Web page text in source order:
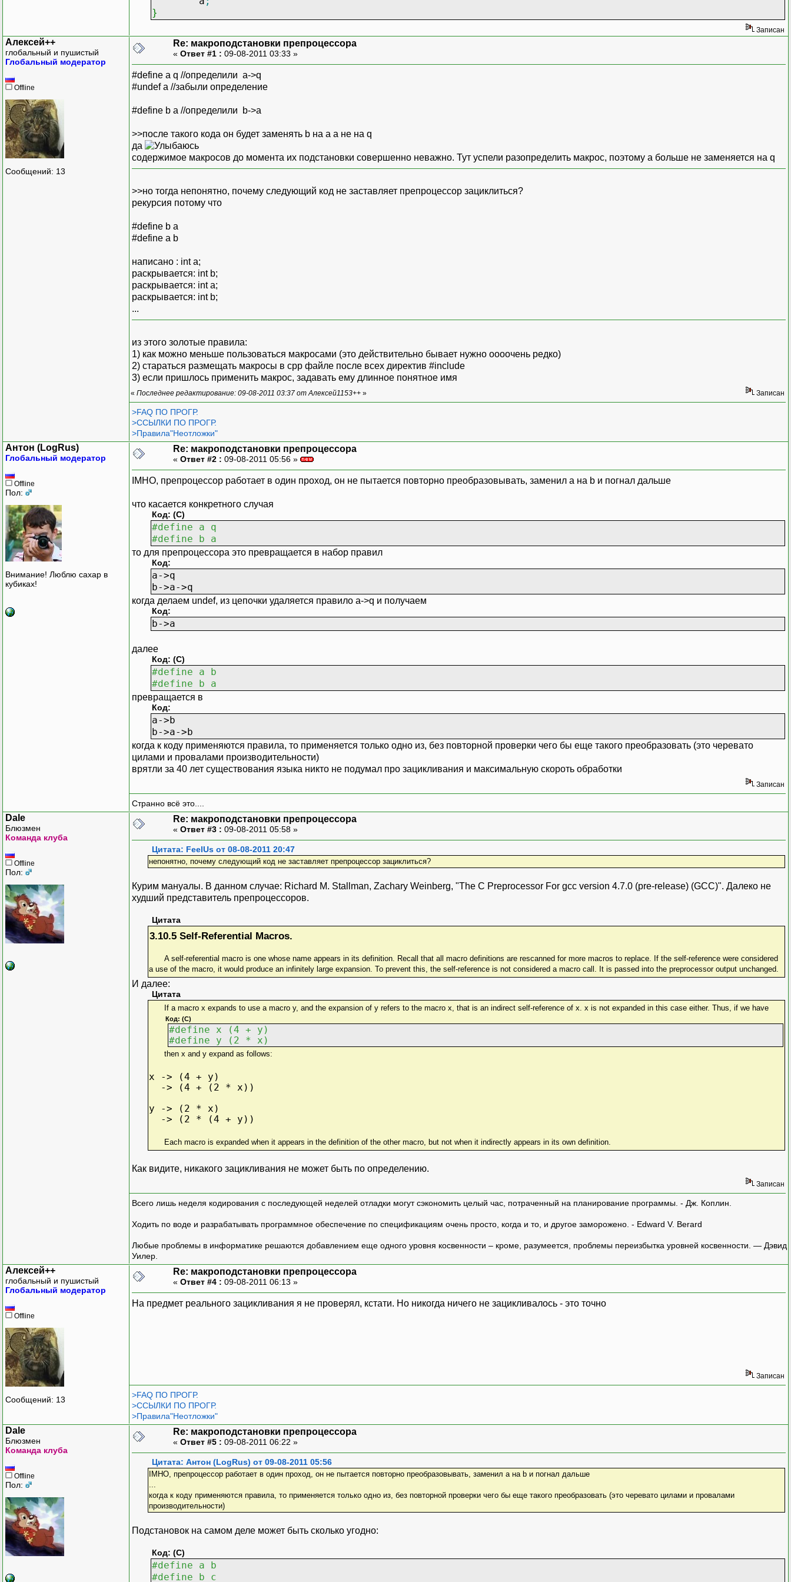
}
Записан
Алексей++
глобальный и пушистый
Глобальный модератор
Offline
Сообщений: 13
Re: макроподстановки препроцессора
« Ответ #1 : 09-08-2011 03:33 »
#define a q //определили a->q
#undef a //забыли определение
#define b a //определили b->a
>>после такого кода он будет заменять b на a a не на q
да
содержимое макросов до момента их подстановки совершенно неважно. Тут успели разопределить макрос, поэтому a больше не заменяется на q
>>но тогда непонятно, почему следующий код не заставляет препроцессор зациклиться?
рекурсия потому что
#define b a
#define a b
написано : int a;
раскрывается: int b;
раскрывается: int a;
раскрывается: int b;
...
из этого золотые правила:
1) как можно меньше пользоваться макросами (это действительно бывает нужно оооочень редко)
2) стараться размещать макросы в cpp файле после всех директив #include
3) если пришлось применить макрос, задавать ему длинное понятное имя
« Последнее редактирование: 09-08-2011 03:37 от Алексей1153++ » Записан
>FAQ ПО ПРОГР.
>ССЫЛКИ ПО ПРОГР.
>Правила"Неотложки"
Антон (LogRus)
Глобальный модератор
Offline
Пол:
Внимание! Люблю сахар в
кубиках!
Re: макроподстановки препроцессора
« Ответ #2 : 09-08-2011 05:56 »
IMHO, препроцессор работает в один проход, он не пытается повторно преобразовывать, заменил a на b и погнал дальше
что касается конкретного случая
Код: (C)
#define a q
#define b a
то для препроцессора это превращается в набор правил
Код:
a->q
b->a->q
когда делаем undef, из цепочки удаляется правило a->q и получаем
Код:
b->a
далее
Код: (C)
#define a b
#define b a
превращается в
Код:
a->b
b->a->b
когда к коду применяются правила, то применяется только одно из, без повторной проверки чего бы еще такого преобразовать (это черевато
цилами и провалами производительности)
врятли за 40 лет существования языка никто не подумал про зацикливания и максимальную скороть обработки
Записан
Странно всё это....
Dale
Блюзмен
Команда клуба
Offline
Пол:
Re: макроподстановки препроцессора
« Ответ #3 : 09-08-2011 05:58 »
Цитата: FeelUs от 08-08-2011 20:47
непонятно, почему следующий код не заставляет препроцессор зациклиться?
Курим мануалы. В данном случае: Richard M. Stallman, Zachary Weinberg, "The C Preprocessor For gcc version 4.7.0 (pre-release) (GCC)". Далеко не
худший представитель препроцессоров.
Цитата
3.10.5 Self-Referential Macros.
A self-referential macro is one whose name appears in its definition. Recall that all macro definitions are rescanned for more macros to replace. If the self-reference were considered
a use of the macro, it would produce an infinitely large expansion. To prevent this, the self-reference is not considered a macro call. It is passed into the preprocessor output unchanged.
И далее:
Цитата
If a macro x expands to use a macro y, and the expansion of y refers to the macro x, that is an indirect self-reference of x. x is not expanded in this case either. Thus, if we have
Код: (C)
#define x (4 + y)
#define y (2 * x)
then x and y expand as follows:
x -> (4 + y)
-> (4 + (2 * x))
y -> (2 * x)
-> (2 * (4 + y))
Each macro is expanded when it appears in the definition of the other macro, but not when it indirectly appears in its own definition.
Как видите, никакого зацикливания не может быть по определению.
Записан
Всего лишь неделя кодирования с последующей неделей отладки могут сэкономить целый час, потраченный на планирование программы. - Дж. Коплин.
Ходить по воде и разрабатывать программное обеспечение по спецификациям очень просто, когда и то, и другое заморожено. - Edward V. Berard
Любые проблемы в информатике решаются добавлением еще одного уровня косвенности – кроме, разумеется, проблемы переизбытка уровней косвенности. — Дэвид
Уилер.
Алексей++
глобальный и пушистый
Глобальный модератор
Offline
Сообщений: 13
Re: макроподстановки препроцессора
« Ответ #4 : 09-08-2011 06:13 »
На предмет реального зацикливания я не проверял, кстати. Но никогда ничего не зацикливалось - это точно
Записан
>FAQ ПО ПРОГР.
>ССЫЛКИ ПО ПРОГР.
>Правила"Неотложки"
Dale
Блюзмен
Команда клуба
Offline
Пол:
Re: макроподстановки препроцессора
« Ответ #5 : 09-08-2011 06:22 »
Цитата: Антон (LogRus) от 09-08-2011 05:56
IMHO, препроцессор работает в один проход, он не пытается повторно преобразовывать, заменил a на b и погнал дальше
когда к коду применяются правила, то применяется только одно из, без повторной проверки чего бы еще такого преобразовать (это черевато цилами и провалами
производительности)
Подстановок на самом деле может быть сколько угодно:
Код: (C)
#define a b
#define b c